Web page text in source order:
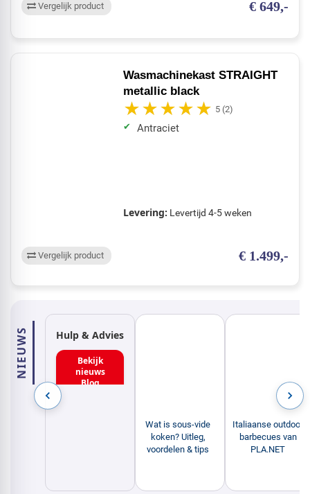
€ 649,-
Vergelijk product
Wasmachinekast STRAIGHT
metallic black
5 (2)
Antraciet
Levering:Levertijd 4-5 weken
€ 1.499,-
Vergelijk product
NIEUWS
Wat is sous-vide
koken? Uitleg,
voordelen & tips
Italiaanse outdoor
barbecues van
PLA.NET